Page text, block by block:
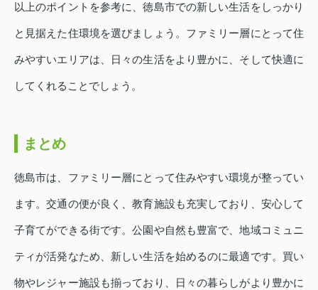
以上のポイントを参考に、徳島市での新しい生活をしっかり
と見据えた住環境を選びましょう。ファミリー層にとって住
みやすいエリアは、日々の生活をより豊かに、そして快適に
してくれることでしょう。
まとめ
徳島市は、ファミリー層にとって住みやすい環境が整ってい
ます。交通の便が良く、教育施設も充実しており、安心して
子育てができる街です。公園や自然も豊富で、地域コミュニ
ティが活発なため、新しい生活を始めるのに最適です。買い
物やレジャー施設も揃っており、日々の暮らしがより豊かに